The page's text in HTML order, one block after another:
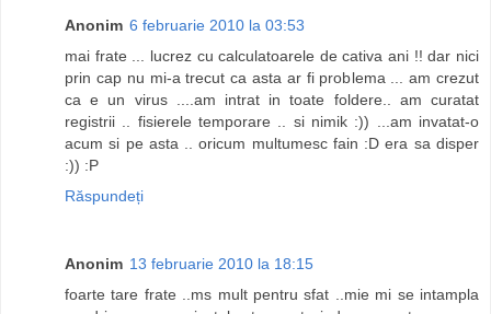
Anonim 6 februarie 2010 la 03:53
mai frate ... lucrez cu calculatoarele de cativa ani !! dar nici
prin cap nu mi-a trecut ca asta ar fi problema ... am crezut
ca e un virus ....am intrat in toate foldere.. am curatat
registrii .. fisierele temporare .. si nimik :)) ...am invatat-o
acum si pe asta .. oricum multumesc fain :D era sa disper
:)) :P
Răspundeți
Anonim 13 februarie 2010 la 18:15
foarte tare frate ..ms mult pentru sfat ..mie mi se intampla